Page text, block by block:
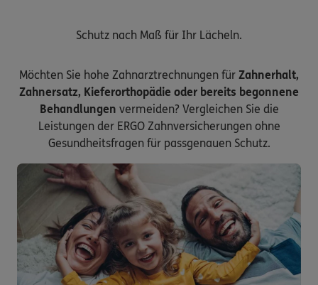
Schutz nach Maß für Ihr Lächeln.
Möchten Sie hohe Zahnarztrechnungen für Zahnerhalt,
Zahnersatz, Kieferorthopädie oder bereits begonnene
Behandlungen vermeiden? Vergleichen Sie die
Leistungen der ERGO Zahnversicherungen ohne
Gesundheitsfragen für passgenauen Schutz.